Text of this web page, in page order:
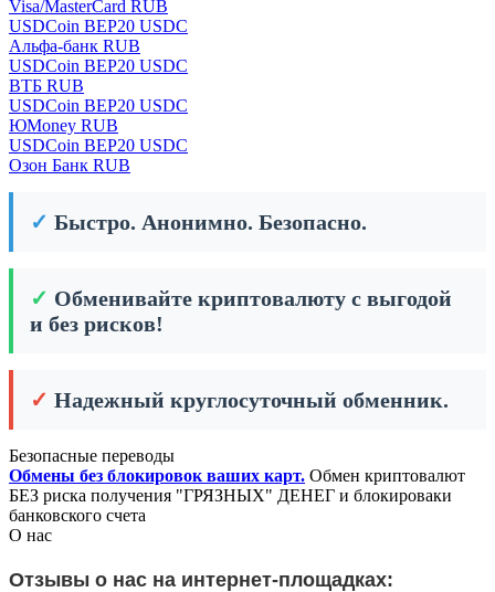
Visa/MasterCard RUB
USDCoin BEP20 USDC
Альфа-банк RUB
USDCoin BEP20 USDC
ВТБ RUB
USDCoin BEP20 USDC
ЮMoney RUB
USDCoin BEP20 USDC
Озон Банк RUB
✓ Быстро. Анонимно. Безопасно.
✓ Обменивайте криптовалюту с выгодой
и без рисков!
✓ Надежный круглосуточный обменник.
Безопасные переводы
Обмены без блокировок ваших карт. Обмен криптовалют
БЕЗ риска получения "ГРЯЗНЫХ" ДЕНЕГ и блокироваки
банковского счета
О нас
Отзывы о нас на интернет-площадках: